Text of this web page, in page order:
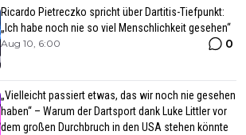
Ricardo Pietreczko spricht über Dartitis-Tiefpunkt:
„Ich habe noch nie so viel Menschlichkeit gesehen“
Aug 10, 6:00 0
„Vielleicht passiert etwas, das wir noch nie gesehen
haben“ – Warum der Dartsport dank Luke Littler vor
dem großen Durchbruch in den USA stehen könnte